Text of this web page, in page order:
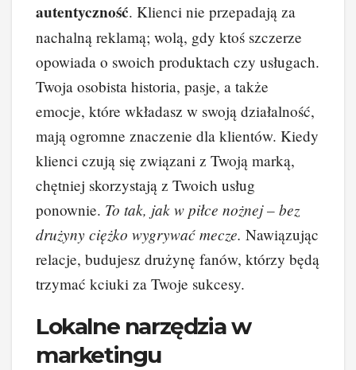
autentyczność. Klienci nie przepadają za
nachalną reklamą; wolą, gdy ktoś szczerze
opowiada o swoich produktach czy usługach.
Twoja osobista historia, pasje, a także
emocje, które wkładasz w swoją działalność,
mają ogromne znaczenie dla klientów. Kiedy
klienci czują się związani z Twoją marką,
chętniej skorzystają z Twoich usług
ponownie. To tak, jak w piłce nożnej – bez
drużyny ciężko wygrywać mecze. Nawiązując
relacje, budujesz drużynę fanów, którzy będą
trzymać kciuki za Twoje sukcesy.
Lokalne narzędzia w
marketingu